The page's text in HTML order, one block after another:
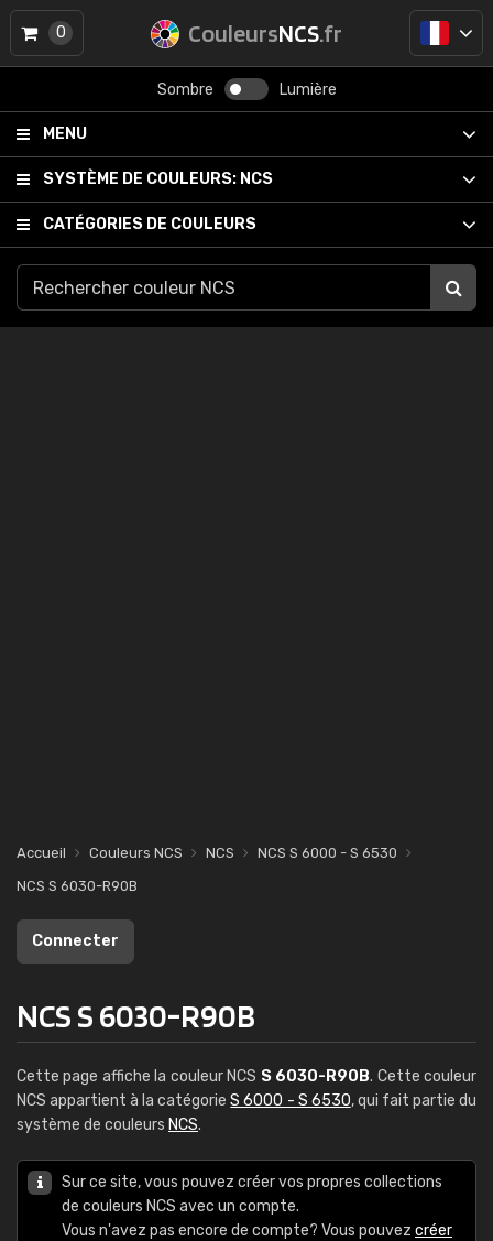
CouleursNCS.fr
Sombre Lumière
MENU
SYSTÈME DE COULEURS: NCS
CATÉGORIES DE COULEURS
0
Accueil Couleurs NCS NCS
NCS S 6000 - S 6530
NCS S 6030-R90B
Connecter
NCS S 6030-R90B
Cette page affiche la couleur NCS S 6030-R90B. Cette couleur
NCS appartient à la catégorieS 6000 - S 6530, qui fait partie du
système de couleurs NCS.
Sur ce site, vous pouvez créer vos propres collections
de couleurs NCS avec un compte.
Vous n'avez pas encore de compte? Vous pouvez créer